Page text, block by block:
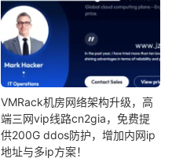
VMRack机房网络架构升级，高
端三网vip线路cn2gia，免费提
供200G ddos防护，增加内网ip
地址与多ip方案！